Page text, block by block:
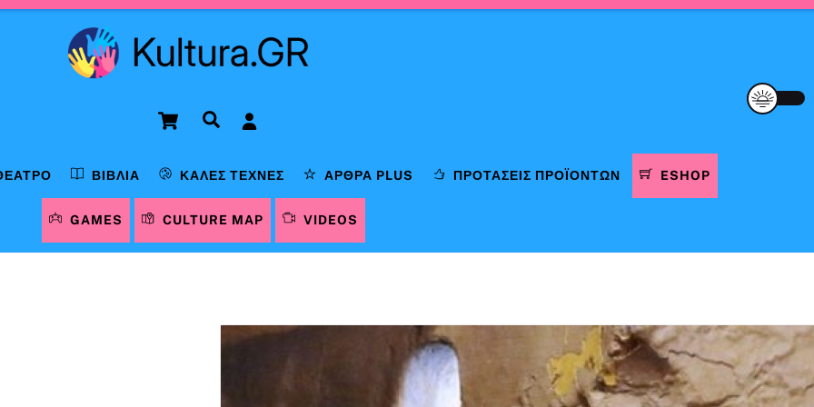
Cart Αναζήτηση
ΒΙΒΛΊΑ ΚΑΛΈΣ ΤΈΧΝΕΣ ΆΡΘΡΑ PLUS ΠΡΟΤΆΣΕΙΣ ΠΡΟΪΌΝΤΩΝ ESHOP
GAMES CULTURE MAP VIDEOS